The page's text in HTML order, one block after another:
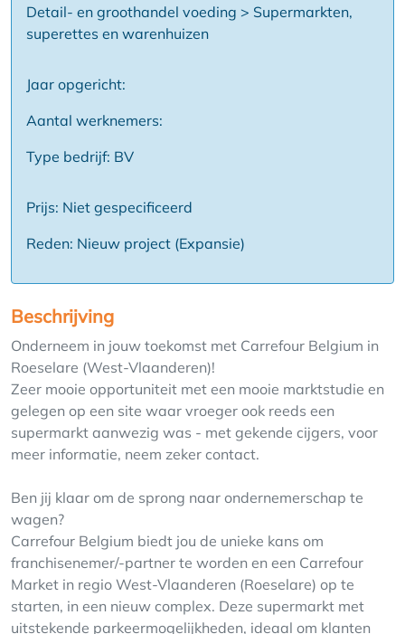
Detail- en groothandel voeding > Supermarkten,
superettes en warenhuizen
Jaar opgericht:
Aantal werknemers:
Type bedrijf: BV
Prijs: Niet gespecificeerd
Reden: Nieuw project (Expansie)
Beschrijving
Onderneem in jouw toekomst met Carrefour Belgium in
Roeselare (West-Vlaanderen)!
Zeer mooie opportuniteit met een mooie marktstudie en
gelegen op een site waar vroeger ook reeds een
supermarkt aanwezig was - met gekende cijgers, voor
meer informatie, neem zeker contact.
Ben jij klaar om de sprong naar ondernemerschap te
wagen?
Carrefour Belgium biedt jou de unieke kans om
franchisenemer/-partner te worden en een Carrefour
Market in regio West-Vlaanderen (Roeselare) op te
starten, in een nieuw complex. Deze supermarkt met
uitstekende parkeermogelijkheden, ideaal om klanten